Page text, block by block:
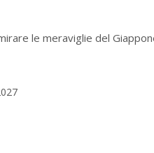
le meraviglie del